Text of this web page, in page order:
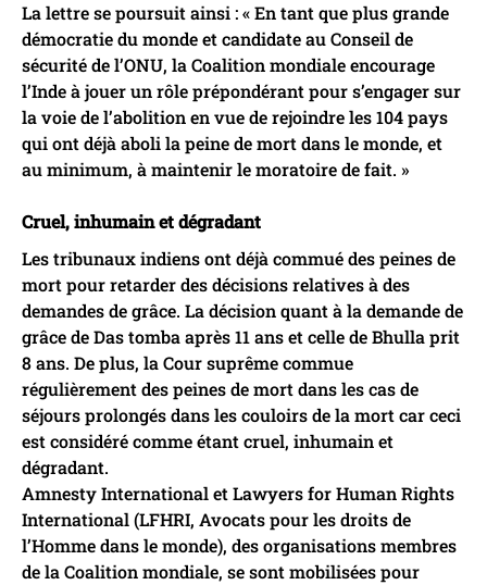
La lettre se poursuit ainsi : « En tant que plus grande
démocratie du monde et candidate au Conseil de
sécurité de l’ONU, la Coalition mondiale encourage
l’Inde à jouer un rôle prépondérant pour s’engager sur
la voie de l’abolition en vue de rejoindre les 104 pays
qui ont déjà aboli la peine de mort dans le monde, et
au minimum, à maintenir le moratoire de fait. »
Cruel, inhumain et dégradant
Les tribunaux indiens ont déjà commué des peines de
mort pour retarder des décisions relatives à des
demandes de grâce. La décision quant à la demande de
grâce de Das tomba après 11 ans et celle de Bhulla prit
8 ans. De plus, la Cour suprême commue
régulièrement des peines de mort dans les cas de
séjours prolongés dans les couloirs de la mort car ceci
est considéré comme étant cruel, inhumain et
dégradant.
Amnesty International et Lawyers for Human Rights
International (LFHRI, Avocats pour les droits de
l’Homme dans le monde), des organisations membres
de la Coalition mondiale, se sont mobilisées pour